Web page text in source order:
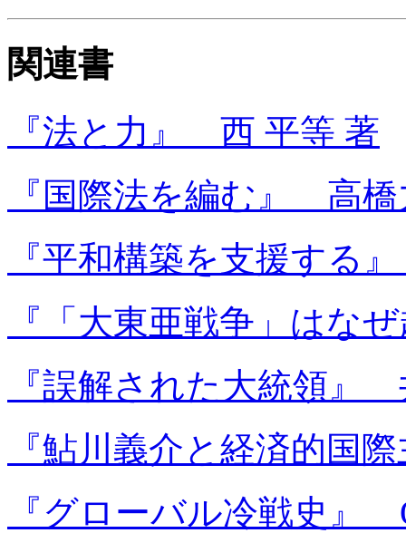
関連書
『法と力』 西 平等 著
『国際法を編む』 高橋
『平和構築を支援する
『「大東亜戦争」はな
『誤解された大統領』
『鮎川義介と経済的国
『グローバル冷戦史』